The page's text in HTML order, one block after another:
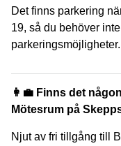
Det finns parkering
19, så du behöver
parkeringsmöjligheter.
👩‍💼 Finns det
Mötesrum på
Njut av fri tillgång till